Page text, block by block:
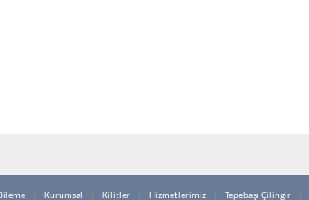
Kurumsal Kilitler Hizmetlerimiz Tepebaşı Çilingir